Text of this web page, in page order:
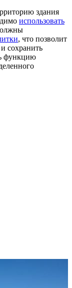
здания
использовать
, что позволит
сохранить
функцию